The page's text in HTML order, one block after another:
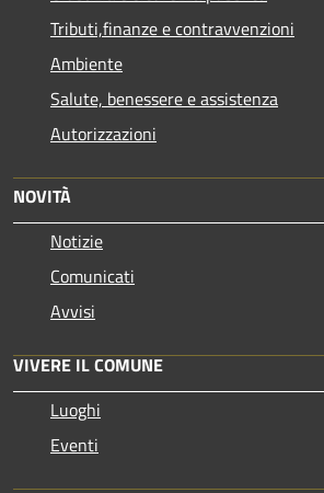
Tributi,finanze e contravvenzioni
Ambiente
Salute, benessere e assistenza
Autorizzazioni
NOVITÀ
Notizie
Comunicati
Avvisi
VIVERE IL COMUNE
Luoghi
Eventi